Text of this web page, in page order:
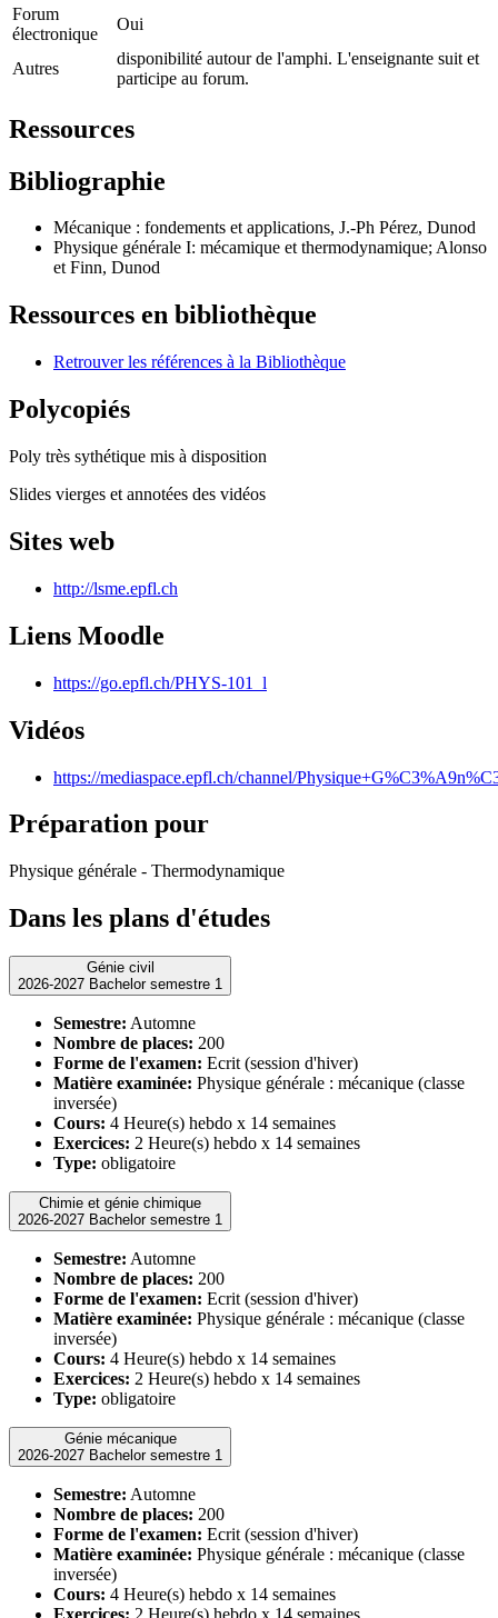
Forum
électronique
Oui
Autres
disponibilité autour de l'amphi. L'enseignante suit et
participe au forum.
Ressources
Bibliographie
Mécanique : fondements et applications, J.-Ph Pérez, Dunod
Physique générale I: mécamique et thermodynamique; Alonso
et Finn, Dunod
Ressources en bibliothèque
Retrouver les références à la Bibliothèque
Polycopiés
Poly très sythétique mis à disposition
Slides vierges et annotées des vidéos
Sites web
http://lsme.epfl.ch
Liens Moodle
https://go.epfl.ch/PHYS-101_l
Vidéos
https://mediaspace.epfl.ch/channel/
Préparation pour
Physique générale - Thermodynamique
Dans les plans d'études
Génie civil
2026-2027 Bachelor semestre 1
Semestre: Automne
Nombre de places: 200
Forme de l'examen: Ecrit (session d'hiver)
Matière examinée: Physique générale : mécanique (classe
inversée)
Cours: 4 Heure(s) hebdo x 14 semaines
Exercices: 2 Heure(s) hebdo x 14 semaines
Type: obligatoire
Chimie et génie chimique
2026-2027 Bachelor semestre 1
Semestre: Automne
Nombre de places: 200
Forme de l'examen: Ecrit (session d'hiver)
Matière examinée: Physique générale : mécanique (classe
inversée)
Cours: 4 Heure(s) hebdo x 14 semaines
Exercices: 2 Heure(s) hebdo x 14 semaines
Type: obligatoire
Génie mécanique
2026-2027 Bachelor semestre 1
Semestre: Automne
Nombre de places: 200
Forme de l'examen: Ecrit (session d'hiver)
Matière examinée: Physique générale : mécanique (classe
inversée)
Cours: 4 Heure(s) hebdo x 14 semaines